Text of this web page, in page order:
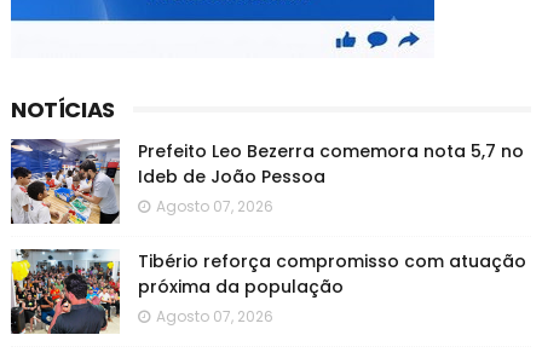
NOTÍCIAS
Prefeito Leo Bezerra comemora nota 5,7 no
Ideb de João Pessoa
Agosto 07, 2026
Tibério reforça compromisso com atuação
próxima da população
Agosto 07, 2026